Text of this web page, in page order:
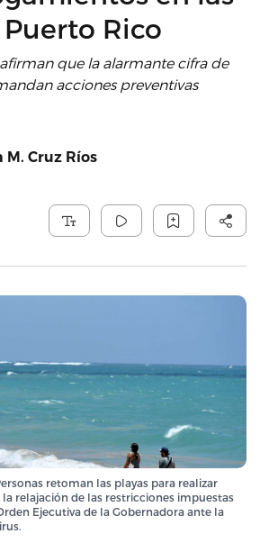
Rico
que la alarmante cifra de
acciones preventivas
M. Cruz Ríos
retoman las playas para realizar
la relajación de las restricciones impuestas
Ejecutiva de la Gobernadora ante la